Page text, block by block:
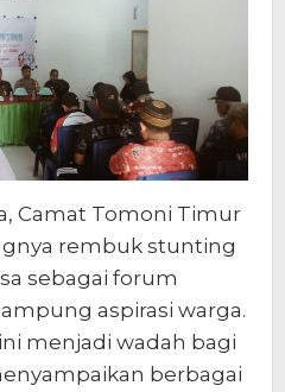
Camat Tomoni Timur
rembuk stunting
sebagai forum
aspirasi warga.
menjadi wadah bagi
berbagai